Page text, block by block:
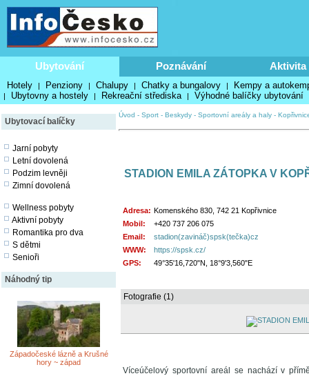
Ubytování Poznávání Aktivita
Hotely | Penziony | Chalupy | Chatky a bungalovy | Kempy a
| Ubytovny a hostely | Rekreační střediska | Výhodné balíčky ubytování
Ubytovací balíčky
Jarní pobyty
Letní dovolená
Podzim levněji
Zimní dovolená
Wellness pobyty
Aktivní pobyty
Romantika pro dva
S dětmi
Senioři
Náhodný tip
Západočeské lázně a Krušné
hory ~ západ
Úvod - Sport - Beskydy - Sportovní areály a haly -
STADION EMILA ZÁTOPKA V
Adresa: Komenského 830, 742 21 Kopřivnice
Mobil:
+420 737 206 075
Email:
stadion(zavináč)spsk(tečka)cz
WWW:
https://spsk.cz/
GPS:
49°35'16,720"N, 18°9'3,560"E
Fotografie (1)
Víceúčelový sportovní areál se nachází v